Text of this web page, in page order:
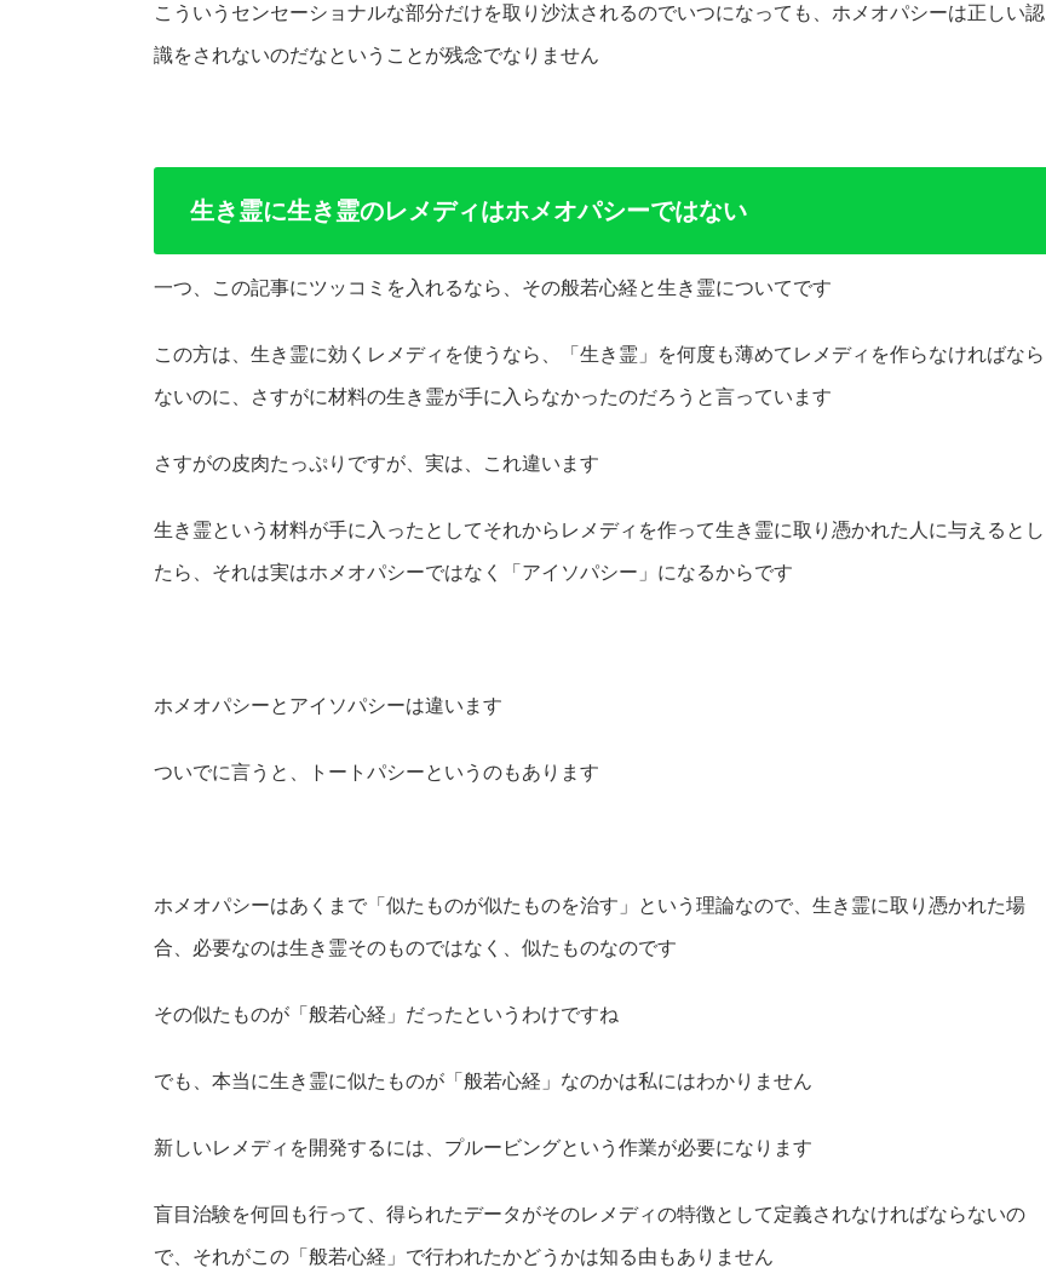
こういうセンセーショナルな部分だけを取り沙汰されるのでいつになっても、ホメオパシーは正しい認
識をされないのだなということが残念でなりません
生き霊に生き霊のレメディはホメオパシーではない
一つ、この記事にツッコミを入れるなら、その般若心経と生き霊についてです
この方は、生き霊に効くレメディを使うなら、「生き霊」を何度も薄めてレメディを作らなければなら
ないのに、さすがに材料の生き霊が手に入らなかったのだろうと言っています
さすがの皮肉たっぷりですが、実は、これ違います
生き霊という材料が手に入ったとしてそれからレメディを作って生き霊に取り憑かれた人に与えるとし
たら、それは実はホメオパシーではなく「アイソパシー」になるからです
ホメオパシーとアイソパシーは違います
ついでに言うと、トートパシーというのもあります
ホメオパシーはあくまで「似たものが似たものを治す」という理論なので、生き霊に取り憑かれた場
合、必要なのは生き霊そのものではなく、似たものなのです
その似たものが「般若心経」だったというわけですね
でも、本当に生き霊に似たものが「般若心経」なのかは私にはわかりません
新しいレメディを開発するには、プルービングという作業が必要になります
盲目治験を何回も行って、得られたデータがそのレメディの特徴として定義されなければならないの
で、それがこの「般若心経」で行われたかどうかは知る由もありません